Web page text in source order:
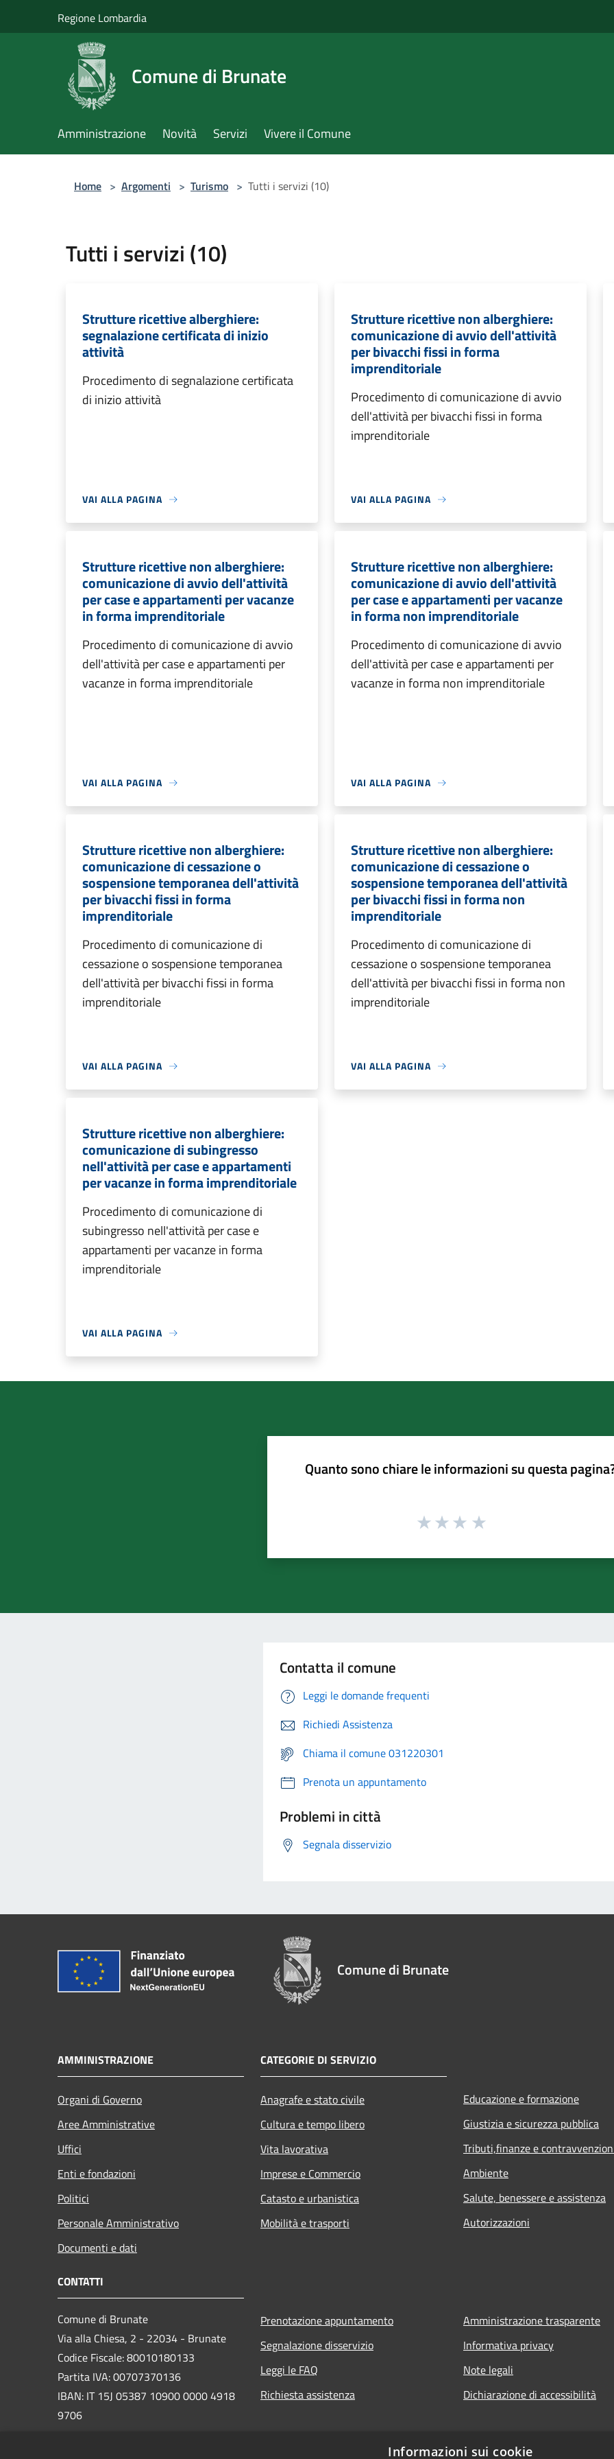
Regione Lombardia
Comune di Brunate
Amministrazione Novità Servizi Vivere il Comune
Home > Argomenti > Turismo > Tutti i servizi (10)
Tutti i servizi (10)
Strutture ricettive alberghiere:
segnalazione certificata di inizio
attività
Procedimento di segnalazione certificata
di inizio attività
VAI ALLA PAGINA
Strutture ricettive non alberghiere:
comunicazione di avvio dell'attività
per bivacchi fissi in forma
imprenditoriale
Procedimento di comunicazione di avvio
dell'attività per bivacchi fissi in forma
imprenditoriale
VAI ALLA PAGINA
Strutture ricettive non alberghiere:
comunicazione di avvio dell'attività
per case e appartamenti per vacanze
in forma imprenditoriale
Procedimento di comunicazione di avvio
dell'attività per case e appartamenti per
vacanze in forma imprenditoriale
VAI ALLA PAGINA
Strutture ricettive non alberghiere:
comunicazione di avvio dell'attività
per case e appartamenti per vacanze
in forma non imprenditoriale
Procedimento di comunicazione di avvio
dell'attività per case e appartamenti per
vacanze in forma non imprenditoriale
VAI ALLA PAGINA
Strutture ricettive non alberghiere:
comunicazione di cessazione o
sospensione temporanea dell'attività
per bivacchi fissi in forma
imprenditoriale
Procedimento di comunicazione di
cessazione o sospensione temporanea
dell'attività per bivacchi fissi in forma
imprenditoriale
VAI ALLA PAGINA
Strutture ricettive non alberghiere:
comunicazione di cessazione o
sospensione temporanea dell'attività
per bivacchi fissi in forma non
imprenditoriale
Procedimento di comunicazione di
cessazione o sospensione temporanea
dell'attività per bivacchi fissi in forma non
imprenditoriale
VAI ALLA PAGINA
Strutture ricettive non alberghiere:
comunicazione di subingresso
nell'attività per case e appartamenti
per vacanze in forma imprenditoriale
Procedimento di comunicazione di
subingresso nell'attività per case e
appartamenti per vacanze in forma
imprenditoriale
VAI ALLA PAGINA
Quanto sono chiare le informazioni su questa
Contatta il comune
Leggi le domande frequenti
Richiedi Assistenza
Chiama il comune 031220301
Prenota un appuntamento
Problemi in città
Segnala disservizio
Comune di Brunate
AMMINISTRAZIONE
Organi di Governo
Aree Amministrative
Uffici
Enti e fondazioni
Politici
Personale Amministrativo
Documenti e dati
CATEGORIE DI SERVIZIO
Anagrafe e stato civile
Cultura e tempo libero
Vita lavorativa
Imprese e Commercio
Catasto e urbanistica
Mobilità e trasporti
Educazione e formazione
Giustizia e sicurezza pubblica
Tributi,finanze e
Ambiente
Salute, benessere e assistenza
Autorizzazioni
CONTATTI
Comune di Brunate
Via alla Chiesa, 2 - 22034 - Brunate
Codice Fiscale: 80010180133
Partita IVA: 00707370136
IBAN: IT 15J 05387 10900 0000 4918
9706
Prenotazione appuntamento
Segnalazione disservizio
Leggi le FAQ
Richiesta assistenza
Amministrazione trasparente
Informativa privacy
Note legali
Dichiarazione di accessibilità
Informazioni sui cookie